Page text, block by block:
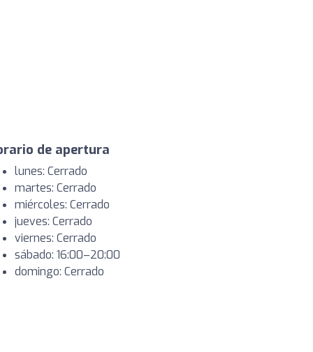
de apertura
lunes: Cerrado
martes: Cerrado
miércoles: Cerrado
jueves: Cerrado
viernes: Cerrado
sábado: 16:00–20:00
domingo: Cerrado